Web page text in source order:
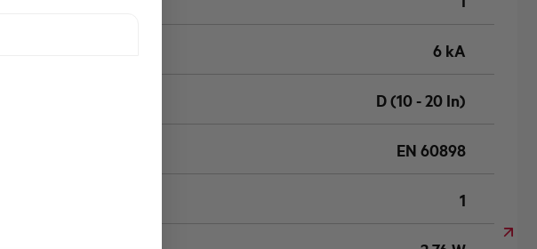
6 kA
D (10 - 20 In)
EN 60898
1